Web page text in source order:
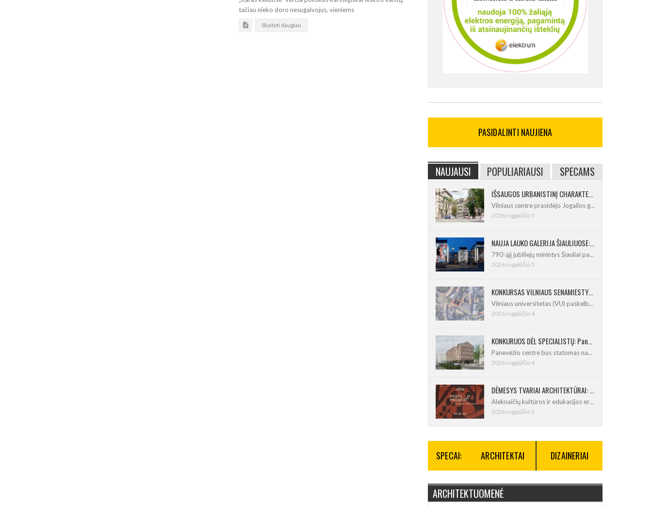
tačiau nieko doro nesugalvojus, vieniems
Skaityti daugiau
PASIDALINTI NAUJIENA
NAUJAUSI POPULIARIAUSI SPECAMS
IŠSAUGOS URBANISTINĮ CHARAKTERĮ: Vilniuje pradėtas Jogailos gatvės remontas
Vilniaus centre prasidėjo Jogailos gatvės
2026 rugpjūčio 5
NAUJA LAUKO GALERIJA ŠIAULIUOSE: Pirmoje ekspozicijoje – Eduardo Juchnevičiaus kūryba
790-ąjį jubiliejų minintys Šiauliai pasipildo
2026 rugpjūčio 5
KONKURSAS VILNIAUS SENAMIESTYJE: Vilniaus universitetui reikia pedagogų rengimo centro
Vilniaus universitetas (VU) paskelbė pastatų
2026 rugpjūčio 4
KONKURUOS DĖL SPECIALISTŲ: Panevėžio centre iškils naujas 21 būsto namas
Panevėžio centre bus statomas naujas
2026 rugpjūčio 4
DĖMESYS TVARIAI ARCHITEKTŪRAI: Architektus ir dizainerius kviečia į molio programą
Aleknaičių kultūros ir edukacijos erdvė
2026 rugpjūčio 3
SPECAI: ARCHITEKTAI DIZAINERIAI
ARCHITEKTUOMENĖ